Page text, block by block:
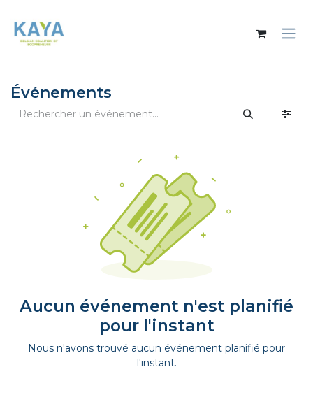
Événements
Aucun événement n'est planifié
pour l'instant
Nous n'avons trouvé aucun événement planifié pour
l'instant.